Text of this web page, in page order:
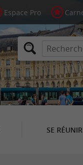
Espace Pro
SE RÉUNIR